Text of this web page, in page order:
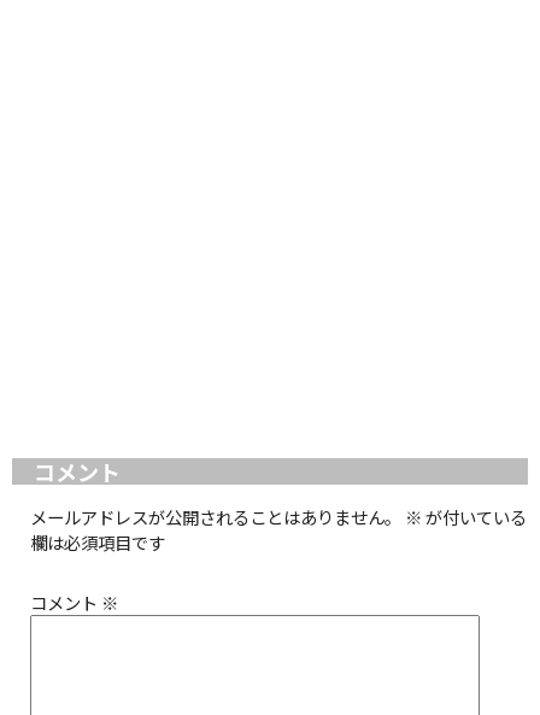
コメント
メールアドレスが公開されることはありません。 ※が付いている
欄は必須項目です
コメント ※